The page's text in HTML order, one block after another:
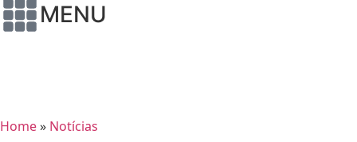
MENU
Home» Notícias